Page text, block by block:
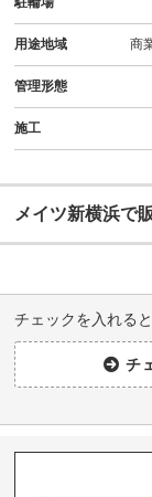
用途地域 商
管理形態
施工
メイツ新横浜で
チェックを入れる